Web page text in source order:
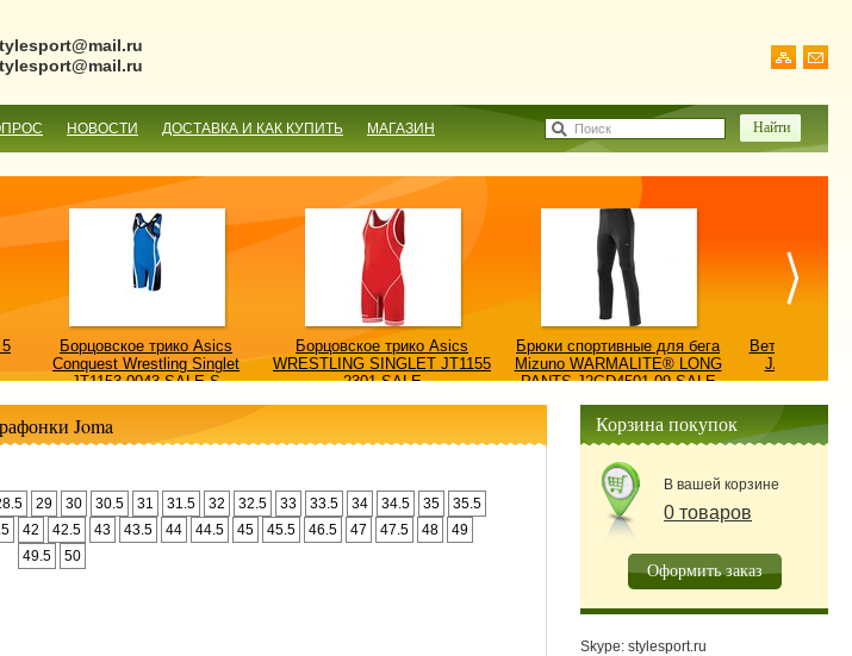
НОВОСТИ ДОСТАВКА И КАК КУПИТЬ МАГАЗИН Поиск
Борцовское трико Asics
Conquest Wrestling Singlet
JT1153 0043-SALE-S
Борцовское трико Asics
WRESTLING SINGLET JT1155
2301-SALE
Брюки спортивные для бега
Mizuno WARMALITE® LONG
PANTS J2GD4501-09-SALE
Ветровка
JACKET/
Joma
29 30 30.5 31 31.5 32 32.5 33 33.5 34 34.5 35
35.5
42 42.5 43 43.5 44 44.5 45 45.5 46.5 47 47.5 48
49
49.5
50
Корзина покупок
В вашей корзине
0 товаров
Оформить заказ
Skype: stylesport.ru